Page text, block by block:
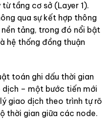
tầng cơ sở (Layer 1).
qua sự kết hợp thông
tảng, trong đó nổi bật
hệ thống đồng thuận
toán ghi dấu thời gian
– một bước tiến mới
giao dịch theo trình tự rõ
thời gian giữa các node.